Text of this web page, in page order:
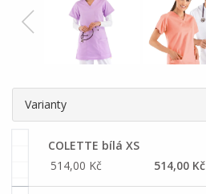
Varianty
COLETTE bílá XS
514,00 Kč
514,00 Kč